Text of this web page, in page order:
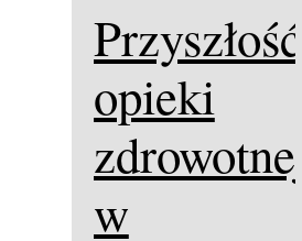
Przyszłość
opieki
zdrowotnej
w